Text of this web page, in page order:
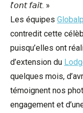
𝘭’𝘰𝘯𝘵 𝘧𝘢𝘪𝘵. »
Les équipes
contredit cette
puisqu’elles ont
d’extension du
quelques mois,
témoignent nos
engagement et